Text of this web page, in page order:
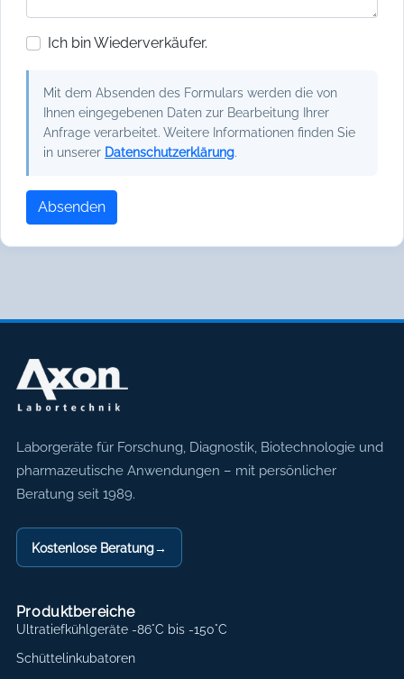
Ich bin Wiederverkäufer.
Mit dem Absenden des Formulars werden die von
Ihnen eingegebenen Daten zur Bearbeitung Ihrer
Anfrage verarbeitet. Weitere Informationen finden Sie
in unserer Datenschutzerklärung.
Absenden
Axon Labortechnik
Laborgeräte für Forschung, Diagnostik, Biotechnologie und
pharmazeutische Anwendungen – mit persönlicher
Beratung seit 1989.
Kostenlose Beratung→
Produktbereiche
Ultratiefkühlgeräte -86°C bis -150°C
Schüttelinkubatoren